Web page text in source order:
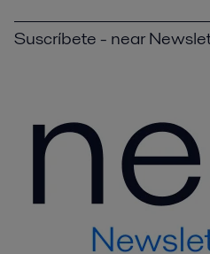
Suscríbete - near